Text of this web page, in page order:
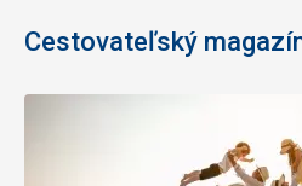
Cestovateľský